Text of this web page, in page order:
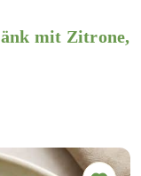
mit Zitrone,